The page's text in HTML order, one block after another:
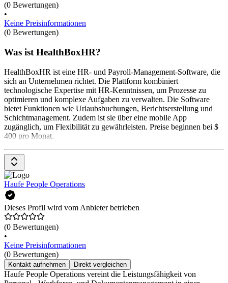
(0 Bewertungen)
•
Keine Preisinformationen
(0 Bewertungen)
Was ist HealthBoxHR?
HealthBoxHR ist eine HR- und Payroll-Management-Software, die
sich an Unternehmen richtet. Die Plattform kombiniert
technologische Expertise mit HR-Kenntnissen, um Prozesse zu
optimieren und komplexe Aufgaben zu verwalten. Die Software
bietet Funktionen wie Urlaubsbuchungen, Berichtserstellung und
Schichtmanagement. Zudem ist sie über eine mobile App
zugänglich, um Flexibilität zu gewährleisten. Preise beginnen bei $
400 pro Monat.
Haufe People Operations
Dieses Profil wird vom Anbieter betrieben
(0 Bewertungen)
•
Keine Preisinformationen
(0 Bewertungen)
Kontakt aufnehmen Direkt vergleichen
Haufe People Operations vereint die Leistungsfähigkeit von